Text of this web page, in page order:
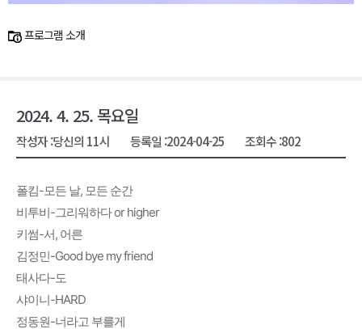
프로그램 소개
2024. 4. 25. 목요일
작성자 :당신의 11시 등록일 :2024-04-25 조회수 :802
폴킴-모든 날, 모든 순간
비투비-그리워하다 or higher
키썸-서, 어른
김정민-Good bye my friend
태사다-도
샤이니-HARD
정동원-너라고 부를게